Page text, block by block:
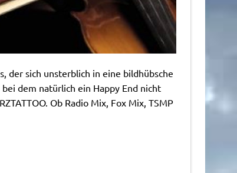
der sich unsterblich in eine bildhübsche
dem natürlich ein Happy End nicht
Ob Radio Mix, Fox Mix, TSMP